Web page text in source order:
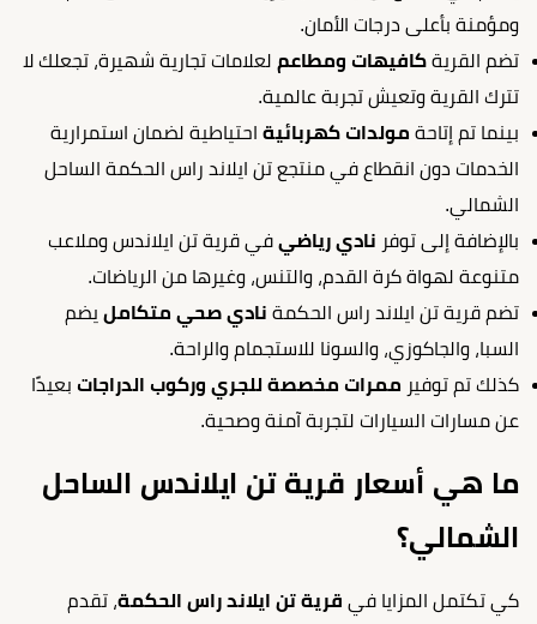
ومؤمنة بأعلى درجات الأمان.
تضم القرية كافيهات ومطاعم لعلامات تجارية شهيرة، تجعلك لا
تترك القرية وتعيش تجربة عالمية.
بينما تم إتاحة مولدات كهربائية احتياطية لضمان استمرارية
الخدمات دون انقطاع في منتجع تن ايلاند راس الحكمة الساحل
الشمالي.
بالإضافة إلى توفر نادي رياضي في قرية تن ايلاندس وملاعب
متنوعة لهواة كرة القدم، والتنس، وغيرها من الرياضات.
تضم قرية تن ايلاند راس الحكمة نادي صحي متكامل يضم
السبا، والجاكوزي، والسونا للاستجمام والراحة.
كذلك تم توفير ممرات مخصصة للجري وركوب الدراجات بعيدًا
عن مسارات السيارات لتجربة آمنة وصحية.
ما هي أسعار قرية تن ايلاندس الساحل
الشمالي؟
كي تكتمل المزايا في قرية تن ايلاند راس الحكمة، تقدم